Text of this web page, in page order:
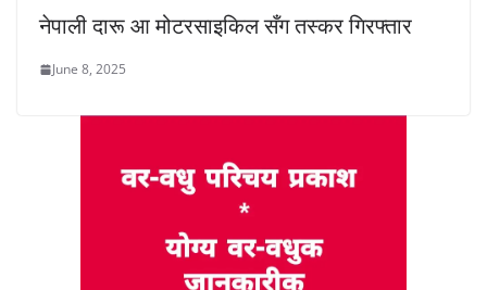
नेपाली दारू आ मोटरसाइकिल सँग तस्कर गिरफ्तार
June 8, 2025